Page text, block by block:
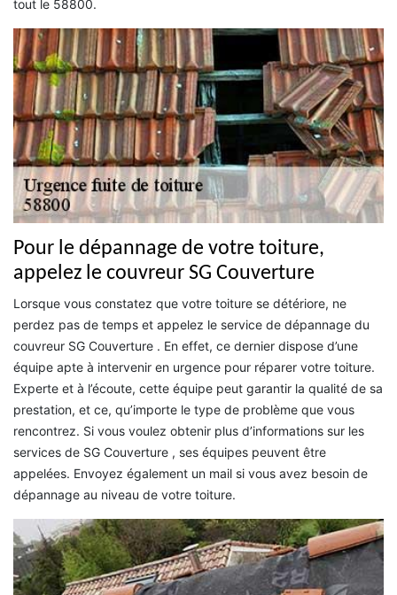
tout le 58800.
Pour le dépannage de votre toiture,
appelez le couvreur SG Couverture
Lorsque vous constatez que votre toiture se détériore, ne
perdez pas de temps et appelez le service de dépannage du
couvreur SG Couverture . En effet, ce dernier dispose d’une
équipe apte à intervenir en urgence pour réparer votre toiture.
Experte et à l’écoute, cette équipe peut garantir la qualité de sa
prestation, et ce, qu’importe le type de problème que vous
rencontrez. Si vous voulez obtenir plus d’informations sur les
services de SG Couverture , ses équipes peuvent être
appelées. Envoyez également un mail si vous avez besoin de
dépannage au niveau de votre toiture.